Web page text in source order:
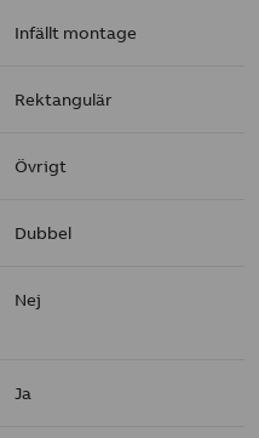
Infällt montage
Rektangulär
Övrigt
Dubbel
Nej
Ja